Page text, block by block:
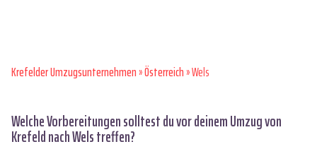
Krefelder Umzugsunternehmen»Österreich» Wels
Welche Vorbereitungen solltest du vor deinem Umzug von
Krefeld nach Wels treffen?